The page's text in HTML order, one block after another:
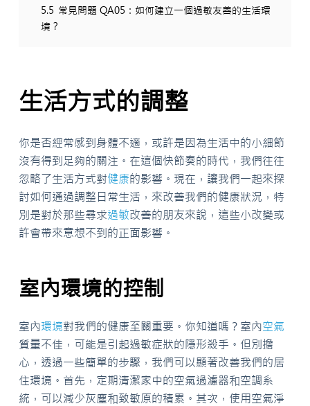
5.5 常見問題 QA05：如何建立一個過敏友善的生活環
境？
生活方式的調整
你是否經常感到身體不適，或許是因為生活中的小細節
沒有得到足夠的關注。在這個快節奏的時代，我們往往
忽略了生活方式對健康的影響。現在，讓我們一起來探
討如何通過調整日常生活，來改善我們的健康狀況，特
別是對於那些尋求過敏改善的朋友來說，這些小改變或
許會帶來意想不到的正面影響。
室內環境的控制
室內環境對我們的健康至關重要。你知道嗎？室內空氣
質量不佳，可能是引起過敏症狀的隱形殺手。但別擔
心，透過一些簡單的步驟，我們可以顯著改善我們的居
住環境。首先，定期清潔家中的空氣過濾器和空調系
統，可以減少灰塵和致敏原的積累。其次，使用空氣淨